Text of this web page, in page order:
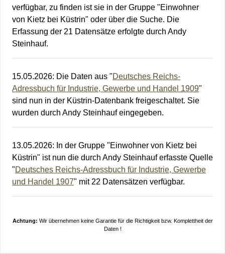
verfügbar, zu finden ist sie in der Gruppe "Einwohner
von Kietz bei Küstrin" oder über die Suche. Die
Erfassung der 21 Datensätze erfolgte durch Andy
Steinhauf.
15.05.2026: Die Daten aus "Deutsches Reichs-
Adressbuch für Industrie, Gewerbe und Handel 1909"
sind nun in der Küstrin-Datenbank freigeschaltet. Sie
wurden durch Andy Steinhauf eingegeben.
13.05.2026: In der Gruppe "Einwohner von Kietz bei
Küstrin" ist nun die durch Andy Steinhauf erfasste Quelle
"Deutsches Reichs-Adressbuch für Industrie, Gewerbe
und Handel 1907" mit 22 Datensätzen verfügbar.
Achtung: Wir übernehmen keine Garantie für die Richtigkeit bzw. Komplettheit der
Daten !